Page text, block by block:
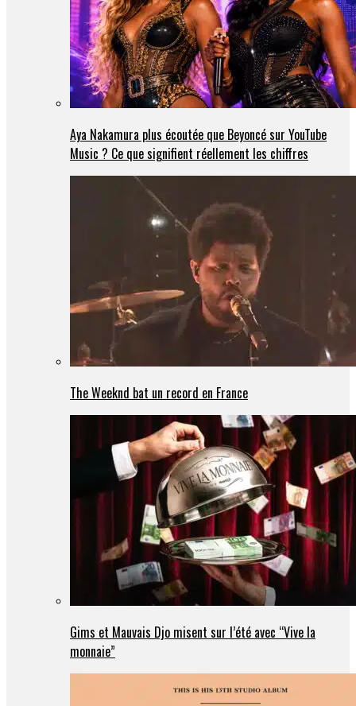
Aya Nakamura plus écoutée que Beyoncé sur YouTube
Music ? Ce que signifient réellement les chiffres
The Weeknd bat un record en France
Gims et Mauvais Djo misent sur l’été avec “Vive la
monnaie”